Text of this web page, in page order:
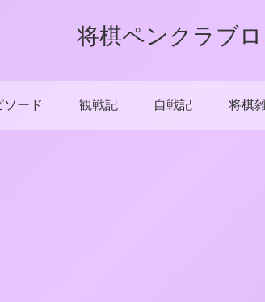
将棋ペンクラブ
ソード 観戦記 自戦記 将棋